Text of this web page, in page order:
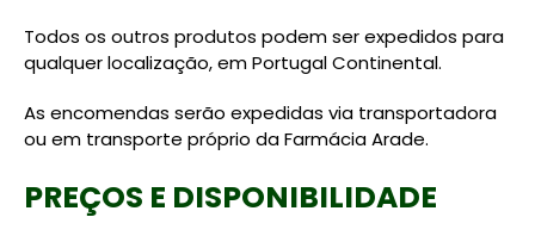
Todos os outros produtos podem ser expedidos para
qualquer localização, em Portugal Continental.
As encomendas serão expedidas via transportadora
ou em transporte próprio da Farmácia Arade.
PREÇOS E DISPONIBILIDADE